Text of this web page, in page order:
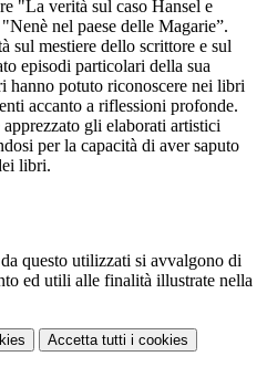
"La verità sul caso Hansel e
nel paese delle Magarie”.
sul mestiere dello scrittore e sul
episodi particolari della sua
hanno potuto riconoscere nei libri
accanto a riflessioni profonde.
gli elaborati artistici
per la capacità di aver saputo
libri.
questo utilizzati si avvalgono di
ed utili alle finalità illustrate nella
Accetta tutti i cookies